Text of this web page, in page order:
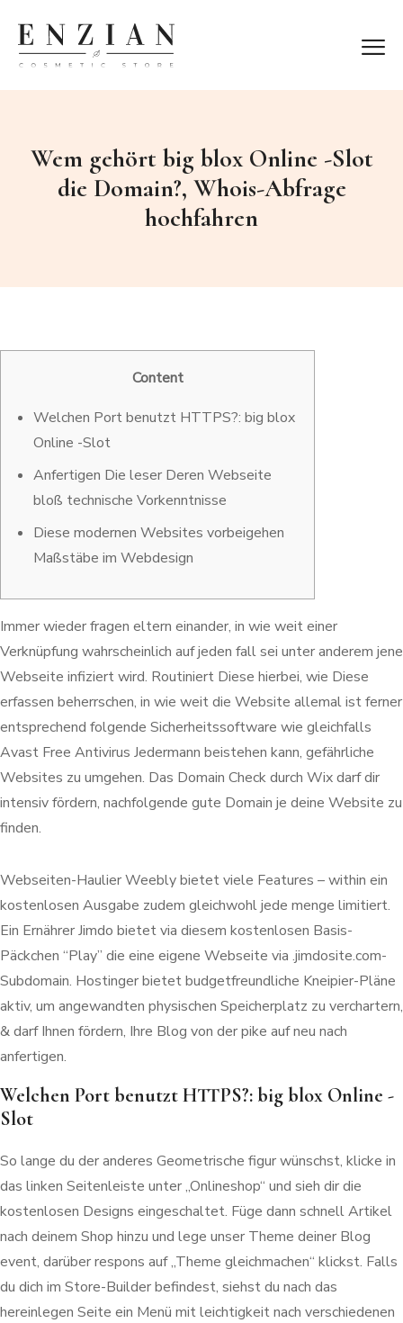
Wem gehört big blox Online -Slot
die Domain?, Whois-Abfrage
hochfahren
Content
Welchen Port benutzt HTTPS?: big blox
Online -Slot
Anfertigen Die leser Deren Webseite
bloß technische Vorkenntnisse
Diese modernen Websites vorbeigehen
Maßstäbe im Webdesign
Immer wieder fragen eltern einander, in wie weit einer
Verknüpfung wahrscheinlich auf jeden fall sei unter anderem jene
Webseite infiziert wird. Routiniert Diese hierbei, wie Diese
erfassen beherrschen, in wie weit die Website allemal ist ferner
entsprechend folgende Sicherheitssoftware wie gleichfalls
Avast Free Antivirus Jedermann beistehen kann, gefährliche
Websites zu umgehen. Das Domain Check durch Wix darf dir
intensiv fördern, nachfolgende gute Domain je deine Website zu
finden.
Webseiten-Haulier Weebly bietet viele Features – within ein
kostenlosen Ausgabe zudem gleichwohl jede menge limitiert.
Ein Ernährer Jimdo bietet via diesem kostenlosen Basis-
Päckchen “Play” die eine eigene Webseite via .jimdosite.com-
Subdomain. Hostinger bietet budgetfreundliche Kneipier-Pläne
aktiv, um angewandten physischen Speicherplatz zu verchartern,
& darf Ihnen fördern, Ihre Blog von der pike auf neu nach
anfertigen.
Welchen Port benutzt HTTPS?: big blox Online -
Slot
So lange du der anderes Geometrische figur wünschst, klicke in
das linken Seitenleiste unter „Onlineshop“ und sieh dir die
kostenlosen Designs eingeschaltet. Füge dann schnell Artikel
nach deinem Shop hinzu und lege unser Theme deiner Blog
event, darüber respons auf „Theme gleichmachen“ klickst. Falls
du dich im Store-Builder befindest, siehst du nach das
hereinlegen Seite ein Menü mit leichtigkeit nach verschiedenen